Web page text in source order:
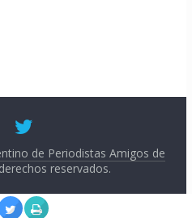
de Periodistas Amigos de
reservados.